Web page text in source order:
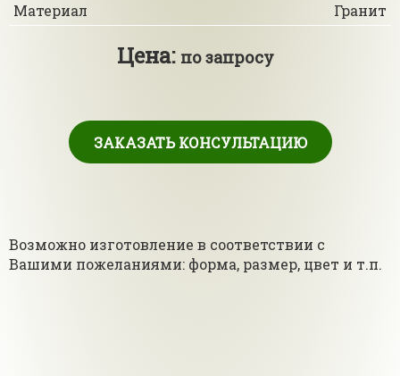
Материал
Гранит
Цена: по запросу
ЗАКАЗАТЬ КОНСУЛЬТАЦИЮ
Возможно изготовление в соответствии с
Вашими пожеланиями: форма, размер, цвет и т.п.